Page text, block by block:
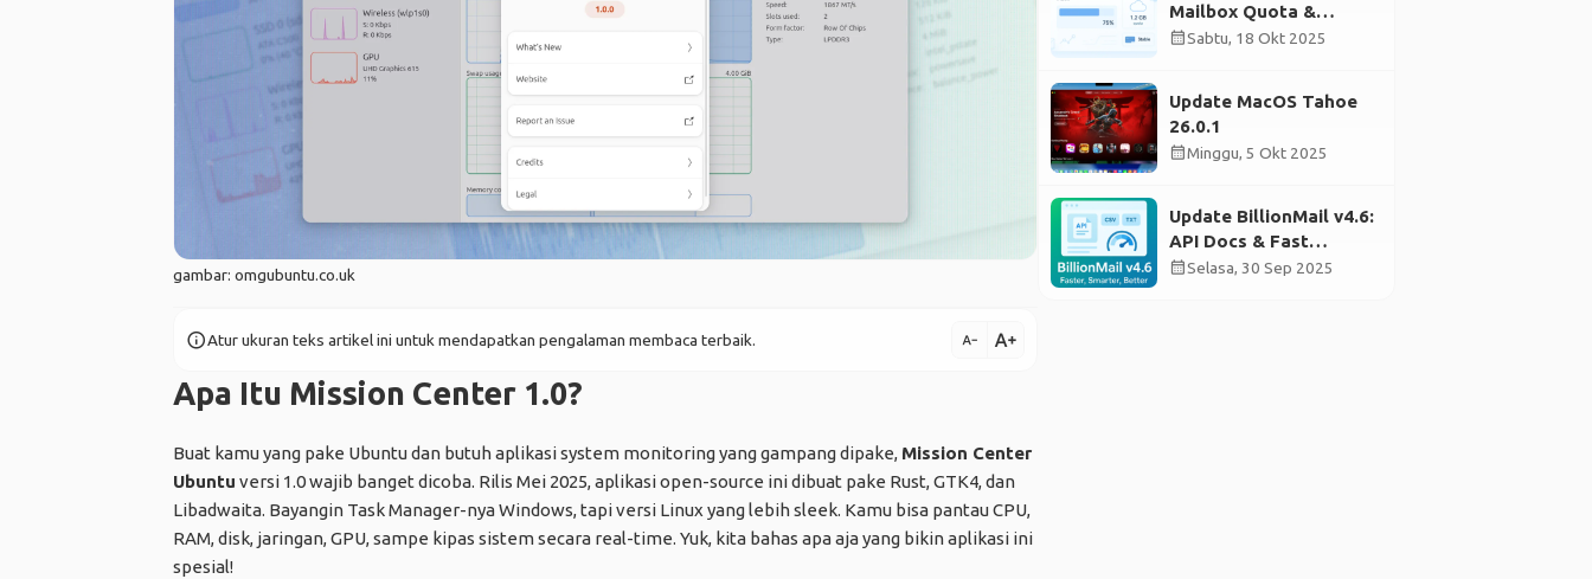
gambar: omgubuntu.co.uk
infoAtur ukuran teks artikel ini untuk mendapatkan pengalaman membaca terbaik. text_decrease text_increase
Apa Itu Mission Center 1.0?
Buat kamu yang pake Ubuntu dan butuh aplikasi system monitoring yang gampang dipake, Mission Center
Ubuntu versi 1.0 wajib banget dicoba. Rilis Mei 2025, aplikasi open-source ini dibuat pake Rust, GTK4, dan
Libadwaita. Bayangin Task Manager-nya Windows, tapi versi Linux yang lebih sleek. Kamu bisa pantau CPU,
RAM, disk, jaringan, GPU, sampe kipas sistem secara real-time. Yuk, kita bahas apa aja yang bikin aplikasi ini
spesial!
Mailbox Quota &
Stability Improvements
calendar_monthSabtu, 18 Okt 2025
Update MacOS Tahoe
26.0.1
calendar_monthMinggu, 5 Okt 2025
Update BillionMail v4.6:
API Docs & Fast
Validation
calendar_monthSelasa, 30 Sep 2025